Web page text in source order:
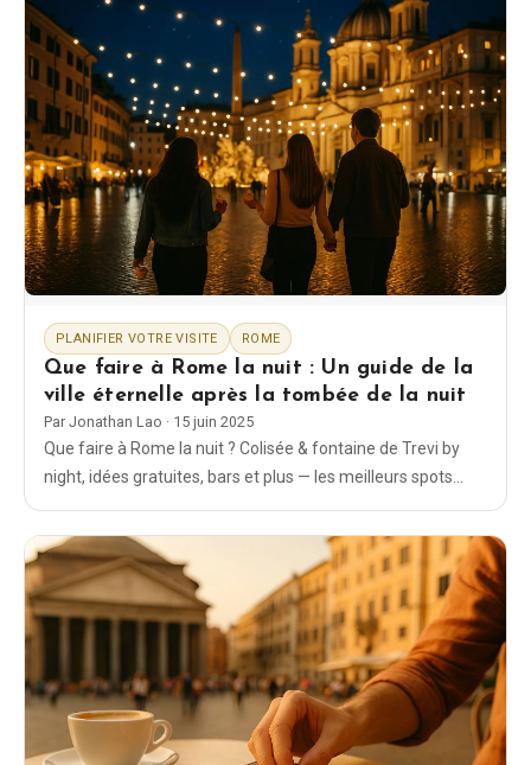
License Plates
À propos
EN ES FR
PLANIFIER VOTRE VISITE ROME
Que faire à Rome la nuit : Un guide de la
ville éternelle après la tombée de la nuit
Par Jonathan Lao · 15 juin 2025
Que faire à Rome la nuit ? Colisée & fontaine de Trevi by
night, idées gratuites, bars et plus — les meilleurs spots
pour une soirée magique en 2026.